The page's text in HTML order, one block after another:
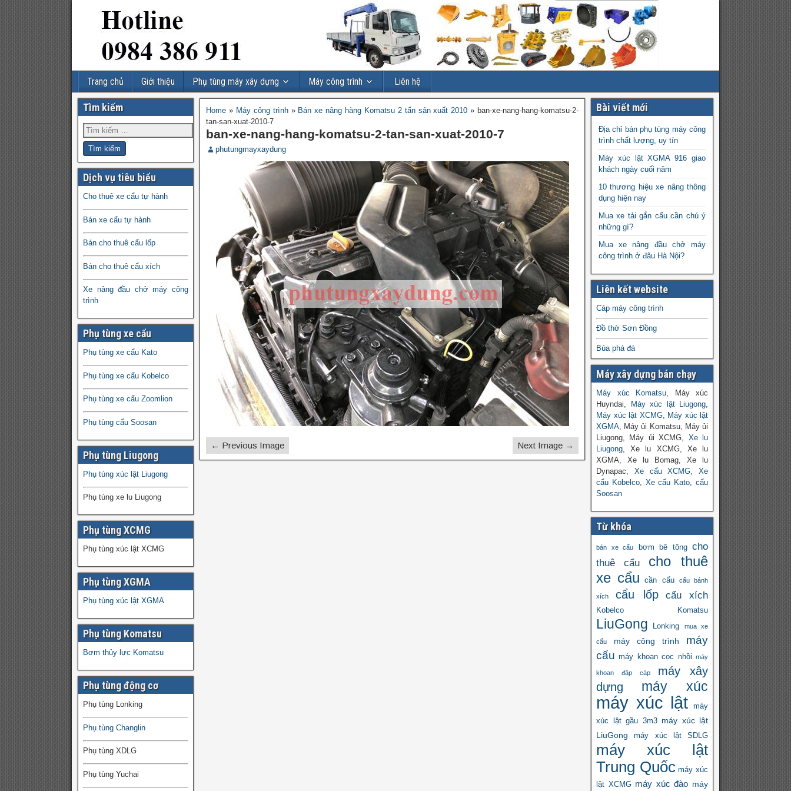
Trang chủ Giới thiệu Phụ tùng máy xây dựng Máy công trình Liên hệ
Home » Máy công trình» Bán xe nâng hàng Komatsu 2 tấn sản xuất 2010 » ban-xe-nang-hang-komatsu-2-
tan-san-xuat-2010-7
ban-xe-nang-hang-komatsu-2-tan-san-xuat-2010-7
phutungmayxaydung
← Previous Image Next Image →
Tìm kiếm
Dịch vụ tiêu biểu
Cho thuê xe cẩu tự hành
Bán xe cẩu tự hành
Bán cho thuê cẩu lốp
Bán cho thuê cẩu xích
Xe nâng đầu chở máy công
trình
Phụ tùng xe cẩu
Phụ tùng xe cẩu Kato
Phụ tùng xe cẩu Kobelco
Phụ tùng xe cẩu Zoomlion
Phụ tùng cẩu Soosan
Phụ tùng Liugong
Phụ tùng xúc lật Liugong
Phụ tùng xe lu Liugong
Phụ tùng XCMG
Phụ tùng xúc lật XCMG
Phụ tùng XGMA
Phụ tùng xúc lật XGMA
Phụ tùng Komatsu
Bơm thủy lực Komatsu
Phụ tùng động cơ
Phụ tùng Lonking
Phụ tùng Changlin
Phụ tùng XDLG
Phụ tùng Yuchai
Bài viết mới
Địa chỉ bán phụ tùng máy công
trình chất lượng, uy tín
Máy xúc lật XGMA 916 giao
khách ngày cuối năm
10 thương hiệu xe nâng thông
dụng hiện nay
Mua xe tải gắn cẩu cần chú ý
những gì?
Mua xe nâng đầu chở máy
công trình ở đâu Hà Nội?
Liên kết website
Cáp máy công trình
Đồ thờ Sơn Đồng
Búa phá đá
Máy xây dựng bán chạy
Máy xúc Komatsu, Máy xúc
Huyndai,
Máy xúc lật Liugong,
Máy xúc lật XCMG, Máy xúc lật
XGMA, Máy ủi Komatsu, Máy ủi
Liugong, Máy ủi XCMG, Xe lu
Liugong, Xe lu XCMG, Xe lu
XGMA, Xe lu Bomag, Xe lu
Dynapac, Xe cẩu XCMG, Xe
cẩu Kobelco, Xe cẩu Kato,cẩu
Soosan
Từ khóa
bán xe cẩu bơm bê tông
cho
thuê cẩu
cho thuê
xe cẩu
cần cẩu cẩu bánh
xích cẩu lốp cẩu xích
Kobelco Komatsu
LiuGong Lonking mua xe
cẩu máy công trình
máy
cẩu máy khoan cọc nhồi máy
khoan đập cáp
máy xây
dựng
máy xúc
máy xúc lật
máy
xúc lật gầu 3m3
máy xúc lật
LiuGong
máy xúc lật SDLG
máy xúc lật
Trung Quốc máy xúc
lật XCMG máy xúc đào máy